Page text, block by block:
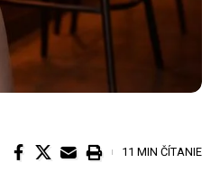
11 MIN ČÍTANIE